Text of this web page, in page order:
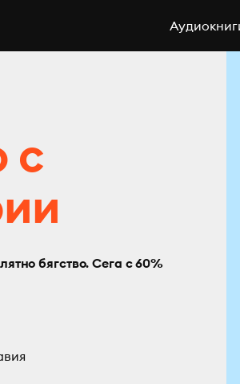
с
бягство. Сега с 60%